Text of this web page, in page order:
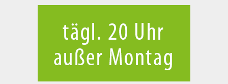
Cookies management panel